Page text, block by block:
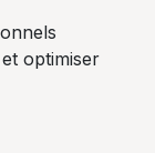
optimiser